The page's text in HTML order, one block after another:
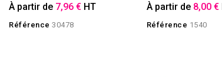
À partir de 7,96 € HT
Référence 30478
À partir de 8,00 €
Référence 1540